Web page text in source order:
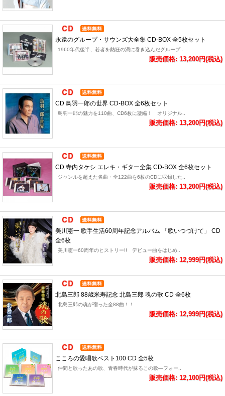
永遠のグループ・サウンズ大全集 CD-BOX 全5枚セット
1960年代後半、若者を熱狂の渦に巻き込んだグループ..
販売価格: 13,200円(税込)
CD 鳥羽一郎の世界 CD-BOX 全6枚セット
鳥羽一郎の魅力を110曲、CD6枚に凝縮！ オリジナル..
販売価格: 13,200円(税込)
CD 寺内タケシ エレキ・ギター全集 CD-BOX 全6枚セット
ジャンルを超えた名曲・全122曲を6枚のCDに収録した..
販売価格: 13,200円(税込)
美川憲一 歌手生活60周年記念アルバム 「歌いつづけて」 CD
全6枚
美川憲一60周年のヒストリー!! デビュー曲をはじめ..
販売価格: 12,999円(税込)
北島三郎 88歳米寿記念 北島三郎 魂の歌 CD 全6枚
北島三郎の魂が宿った全88曲！！
販売価格: 12,999円(税込)
こころの愛唱歌ベスト100 CD 全5枚
仲間と歌ったあの歌、青春時代が蘇るこの歌―フォー..
販売価格: 12,100円(税込)